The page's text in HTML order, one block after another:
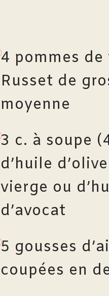
4 pommes de
Russet de
moyenne
3 c. à soupe
d’huile
vierge ou
d’avocat
5 gousses
coupées en